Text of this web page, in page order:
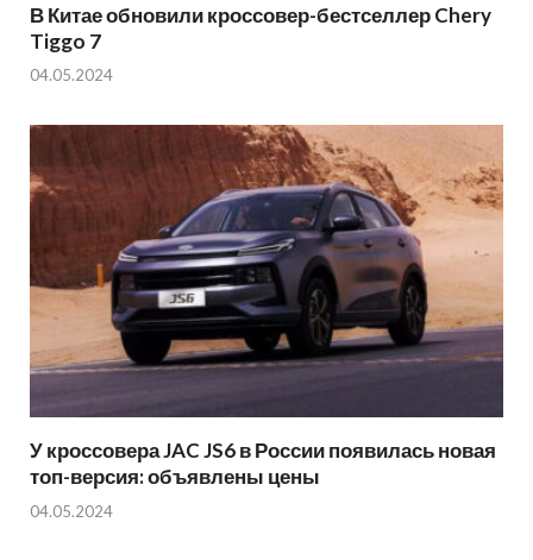
В Китае обновили кроссовер-бестселлер Chery
Tiggo 7
04.05.2024
У кроссовера JAC JS6 в России появилась новая
топ-версия: объявлены цены
04.05.2024